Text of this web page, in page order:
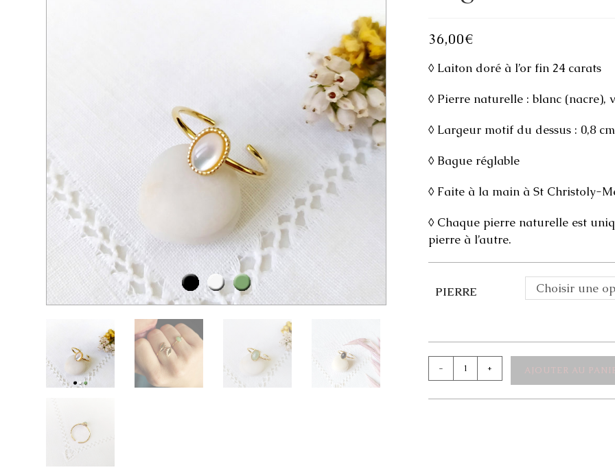
36,00€
◊ Laiton doré à l’or fin 24 carats
◊ Pierre naturelle : blanc
◊ Largeur motif du dessus : 0,8 cm
◊ Bague réglable
◊ Faite à la main à St Christoly-
◊ Chaque pierre naturelle est
pierre à l’autre.
PIERRE Choisir une
- + AJOUTER AU